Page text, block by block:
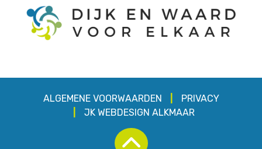
ALGEMENE VOORWAARDEN
PRIVACY
JK WEBDESIGN ALKMAAR